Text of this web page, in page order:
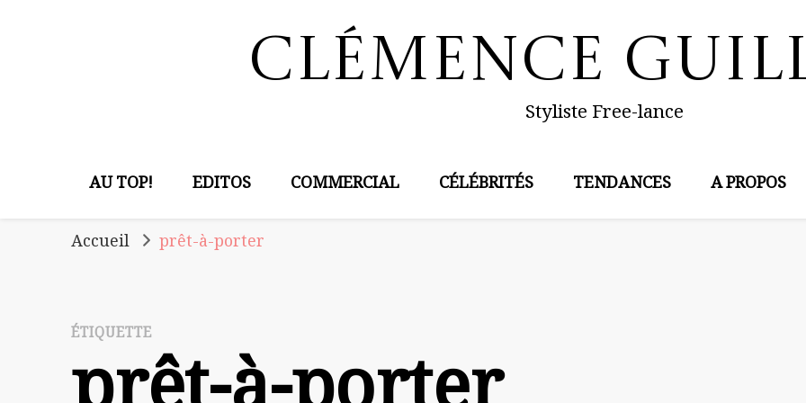
Clémence
Styliste Free-lance
AU TOP! EDITOS COMMERCIAL CÉLÉBRITÉS TENDANCES A PROPOS
Accueil prêt-à-porter
ÉTIQUETTE